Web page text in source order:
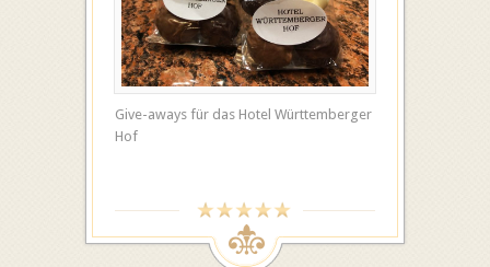
Give-aways für das Hotel Württemberger
Hof